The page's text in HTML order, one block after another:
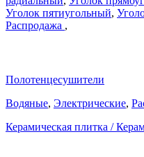
Уголок пятиугольный,
Распродажа ,
Полотенцесушители
Водяные, Электрические,
Керамическая плитка /